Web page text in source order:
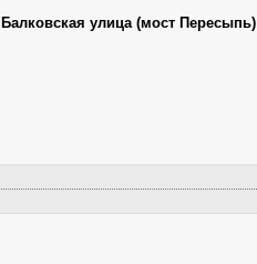
Балковская улица (мост Пересыпь)